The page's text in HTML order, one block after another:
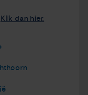
Klik dan hier.